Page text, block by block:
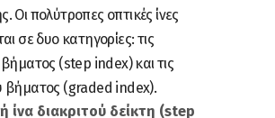
Οι πολύτροπες οπτικές ίνες
σε δυο κατηγορίες: τις
βήματος (step index) και τις
βήματος (graded index).
ίνα διακριτού δείκτη (step